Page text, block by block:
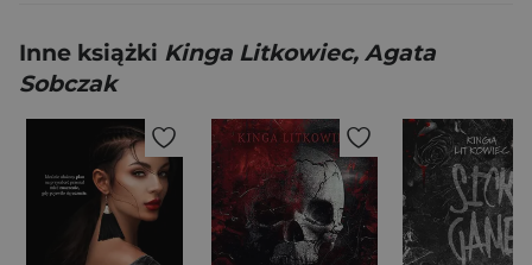
Inne książki Kinga Litkowiec, Agata
Sobczak